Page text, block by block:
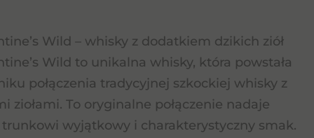
Wild – whisky z dodatkiem dzikich ziół
Wild to unikalna whisky, która powstała
połączenia tradycyjnej szkockiej whisky z
ziołami. To oryginalne połączenie nadaje
wyjątkowy i charakterystyczny smak.